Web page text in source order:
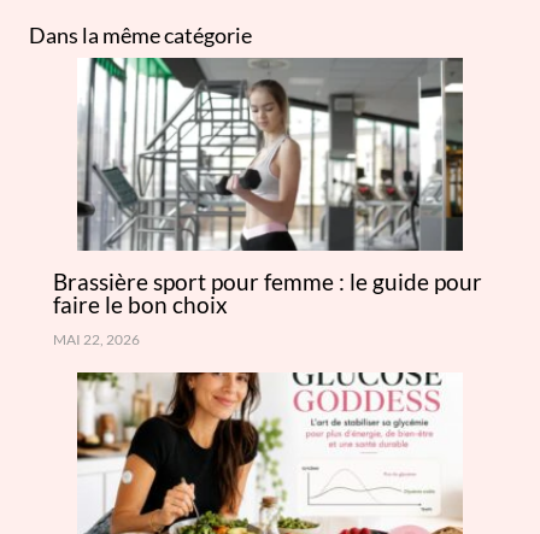
Dans la même catégorie
Brassière sport pour femme : le guide pour
faire le bon choix
MAI 22, 2026